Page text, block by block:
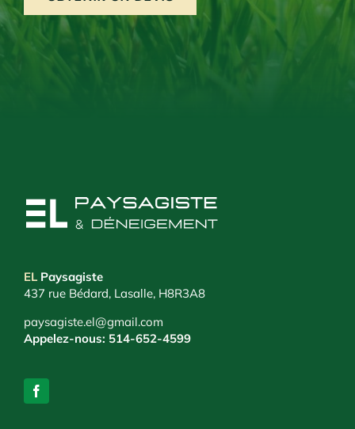
ELPaysagiste
437 rue Bédard, Lasalle, H8R3A8
paysagiste.el@gmail.com
Appelez-nous: 514-652-4599